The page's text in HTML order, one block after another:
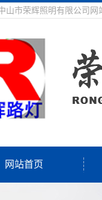
山市荣辉照明有限公司网
网站首页